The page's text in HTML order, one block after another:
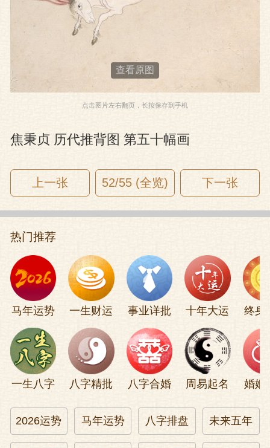
点击图片左右翻页，长按保存到手机
查看原图
焦秉贞 历代推背图 第五十幅画
上一张 52/55 (全览) 下一张
热门推荐
马年运势 一生财运 事业详批 十年大运 终身
一生八字 八字精批 八字合婚 周易起名 婚姻
2026运势 马年运势 八字排盘 未来五年